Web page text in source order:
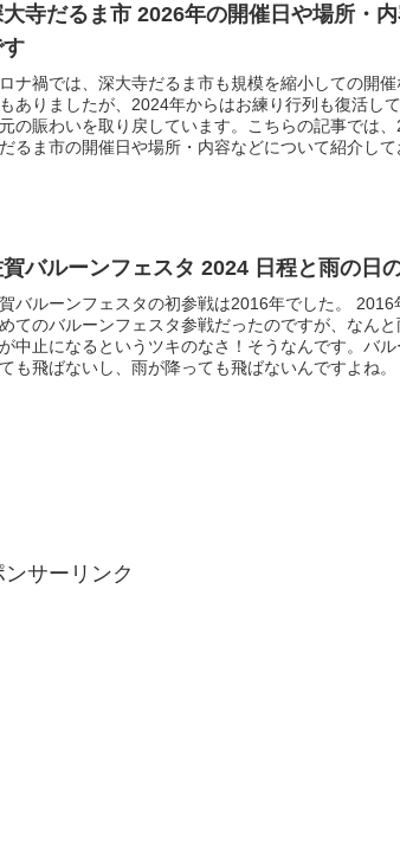
寺だるま市 2026年の開催日や場所・
す
ナ禍では、深大寺だるま市も規模を縮小しての開催
ありましたが、2024年からはお練り行列も復活し
の賑わいを取り戻しています。こちらの記事では
るま市の開催日や場所・内容などについて紹介して
バルーンフェスタ 2024 日程と雨の日
バルーンフェスタの初参戦は2016年でした。 2016
てのバルーンフェスタ参戦だったのですが、なん
中止になるというツキのなさ！そうなんです。バ
も飛ばないし、雨が降っても飛ばないんですよね。
ンサーリンク